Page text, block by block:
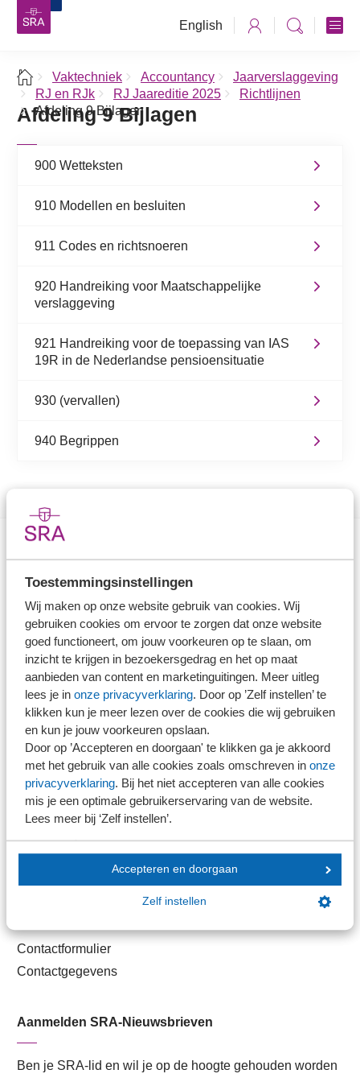
Toestemmingsinstellingen
Wij maken op onze website gebruik van cookies. Wij
gebruiken cookies om ervoor te zorgen dat onze website
goed functioneert, om jouw voorkeuren op te slaan, om
inzicht te krijgen in bezoekersgedrag en het op maat
aanbieden van content en marketinguitingen. Meer uitleg
lees je in onze privacyverklaring. Door op ’Zelf instellen’ te
klikken kun je meer lezen over de cookies die wij gebruiken
en kun je jouw voorkeuren opslaan.
Door op ’Accepteren en doorgaan' te klikken ga je akkoord
met het gebruik van alle cookies zoals omschreven in onze
privacyverklaring. Bij het niet accepteren van alle cookies
mis je een optimale gebruikerservaring van de website.
Lees meer bij ‘Zelf instellen’.
Accepteren en doorgaan
Zelf instellen
English
Vaktechniek Accountancy
Jaarverslaggeving
RJ en RJk
RJ Jaareditie 2025
Richtlijnen
Afdeling 9 Bijlagen
Afdeling 9 Bijlagen
900 Wetteksten
910 Modellen en besluiten
911 Codes en richtsnoeren
920 Handreiking voor Maatschappelijke
verslaggeving
921 Handreiking voor de toepassing van IAS
19R in de Nederlandse pensioensituatie
930 (vervallen)
940 Begrippen
Stel je vaktechnische vraag
Branche in Zicht
Dossiers
Kantoorvinder
Nieuwsbank
Handige links
Veilig bestanden delen
SRA-gecertificeerd
Lid worden
Contactformulier
Contactgegevens
Aanmelden SRA-Nieuwsbrieven
Ben je SRA-lid en wil je op de hoogte gehouden worden